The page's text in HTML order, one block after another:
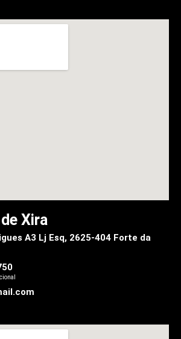
Xira
A3 Lj Esq, 2625-404 Forte da